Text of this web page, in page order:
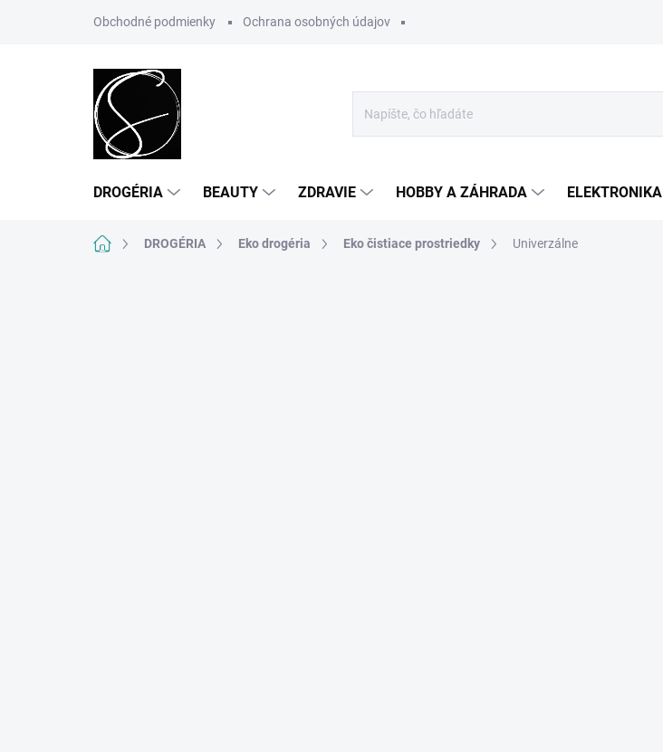
Obchodné podmienky Ochrana osobných údajov
DROGÉRIA BEAUTY ZDRAVIE HOBBY A ZÁHRADA ELEKTRONIKA
DomovDROGÉRIA Eko drogéria Eko čistiace prostriedky Univerzálne